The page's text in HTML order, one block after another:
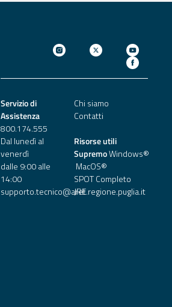
Servizio di
Assistenza
800.174.555
Dal lunedì al
venerdì
dalle 9:00 alle
14:00
supporto.tecnico@aret.regione.puglia.it
Chi siamo
Contatti
Risorse utili
SupremoWindows®
MacOS®
SPOT Completo
JRE